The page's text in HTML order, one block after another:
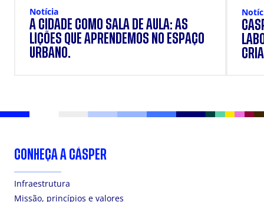
Notícia
A CIDADE COMO SALA DE AULA: AS
LIÇÕES QUE APRENDEMOS NO ESPAÇO
URBANO.
CONHEÇA A CÁSPER
Infraestrutura
Missão, princípios e valores